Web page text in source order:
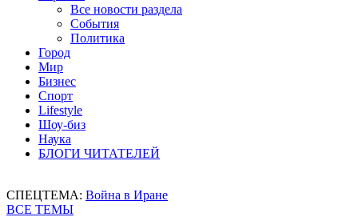
Все новости раздела
События
Политика
Город
Мир
Бизнес
Спорт
Lifestyle
Шоу-биз
Наука
БЛОГИ ЧИТАТЕЛЕЙ
СПЕЦТЕМА: Война в Иране
ВСЕ ТЕМЫ